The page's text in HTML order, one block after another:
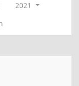
2021